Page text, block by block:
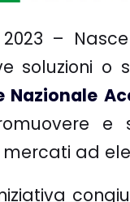
– Nasce
soluzioni o
Nazionale
e
ad